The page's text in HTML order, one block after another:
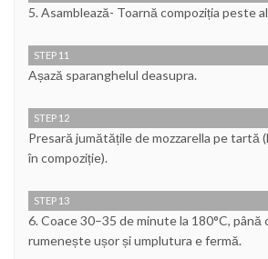
5. Asamblează- Toarnă compoziția peste
STEP 11
Așază sparanghelul deasupra.
STEP 12
Presară jumătățile de mozzarella pe tartă
în compoziție).
STEP 13
6. Coace 30–35 de minute la 180°C, până
rumenește ușor și umplutura e fermă.